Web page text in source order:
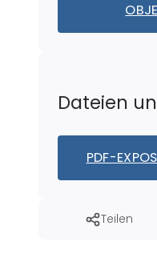
Teilen
Dateien
PDF-